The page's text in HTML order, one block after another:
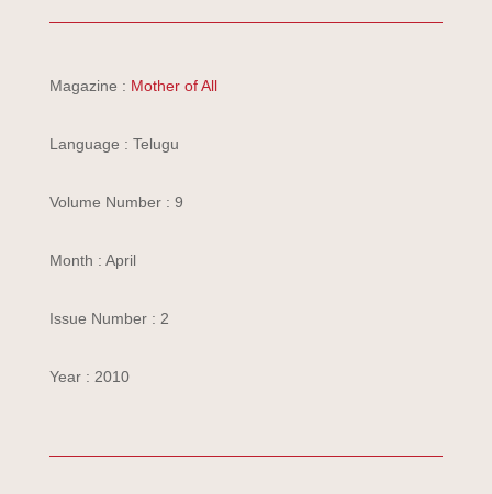
Magazine : Mother of All
Language : Telugu
Volume Number : 9
Month : April
Issue Number : 2
Year : 2010